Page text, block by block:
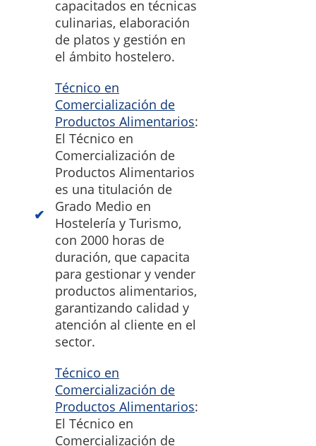
capacitados en técnicas
culinarias, elaboración
de platos y gestión en
el ámbito hostelero.
Técnico en
Comercialización de
Productos Alimentarios:
El Técnico en
Comercialización de
Productos Alimentarios
es una titulación de
Grado Medio en
Hostelería y Turismo,
con 2000 horas de
duración, que capacita
para gestionar y vender
productos alimentarios,
garantizando calidad y
atención al cliente en el
sector.
Técnico en
Comercialización de
Productos Alimentarios:
El Técnico en
Comercialización de